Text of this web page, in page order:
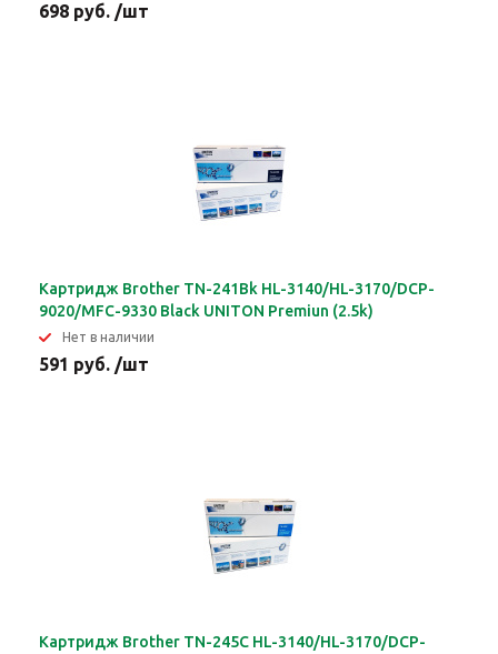
698 руб. /шт
Картридж Brother TN-241Bk HL-3140/HL-3170/DCP-
9020/MFC-9330 Black UNITON Premiun (2.5k)
Нет в наличии
591 руб. /шт
Картридж Brother TN-245C HL-3140/HL-3170/DCP-